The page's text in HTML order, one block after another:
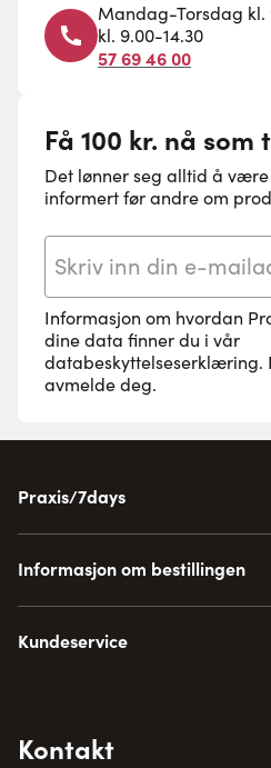
Mandag-Torsdag kl.
kl. 9.00-14.30
57 69 46 00
Få 100 kr. nå som
Det lønner seg alltid å
informert før andre om
Informasjon om hvordan
dine data finner du i vår
databeskyttelseserklæring.
avmelde deg.
Praxis/7days
Informasjon om bestillingen
Kundeservice
Kontakt